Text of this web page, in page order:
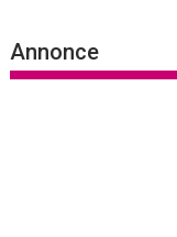
Annonce